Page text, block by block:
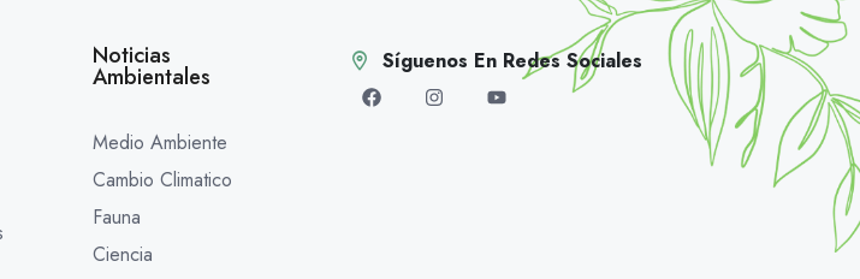
Noticias
Ambientales
Medio Ambiente
Cambio Climatico
Fauna
Ciencia
Síguenos En Redes Sociales